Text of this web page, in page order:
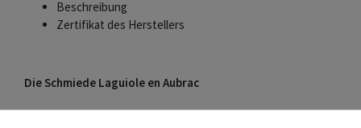
Beschreibung
Zertifikat des Herstellers
Die Schmiede Laguiole en Aubrac